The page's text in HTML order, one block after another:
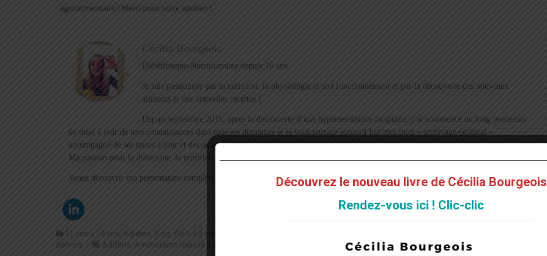
Cécilia Bourgeois
Diététicienne-Nutritionniste depuis 16 ans.
Je suis passionnée par la nutrition, la physiologie et son fonctionnement et par la découverte des nouveaux
aliments et des nouvelles recettes !
Depuis septembre 2015, après la découverte d’une hypersensibilité au gluten, j’ai commencé un long processus
de mise à jour de mes connaissances dans tous ses domaines et je vous partage aujourd’hui tout mon « archivage cérébral »
accompagné de ses mises à jour et des actualités que je sélectionne judicieusement pour vous.
Ma passion pour la diététique, la nutrition et l’hygiène de vie saine sont en perpétuel évolution et l’aventure ne fait que commencer !
Venez découvrir ma présentation complète et mes motivations dans l’onglet : A propos – Mot de la Présidente.
11 ans à 18 ans, Adultes, Blog , De 0 à 3 ans
Seniors
Additifs Améliorants dans le pain
Découvrez le nouveau livre de Cécilia Bourgeois
Rendez-vous ici ! Clic-clic